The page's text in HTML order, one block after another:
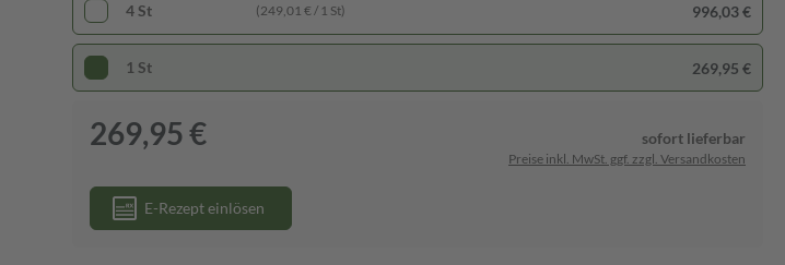
4 St (249,01 € / 1 St) 996,03 €
1 St 269,95 €
269,95 € sofort lieferbar
Preise inkl. MwSt. ggf. zzgl. Versandkosten
E-Rezept einlösen